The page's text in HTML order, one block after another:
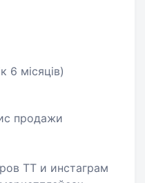
6 місяців)
продажи
ТТ и инстаграм